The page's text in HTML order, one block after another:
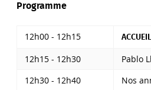
Programme
12h00 - 12h15
12h15 - 12h30
Pablo
12h30 - 12h40
Nos